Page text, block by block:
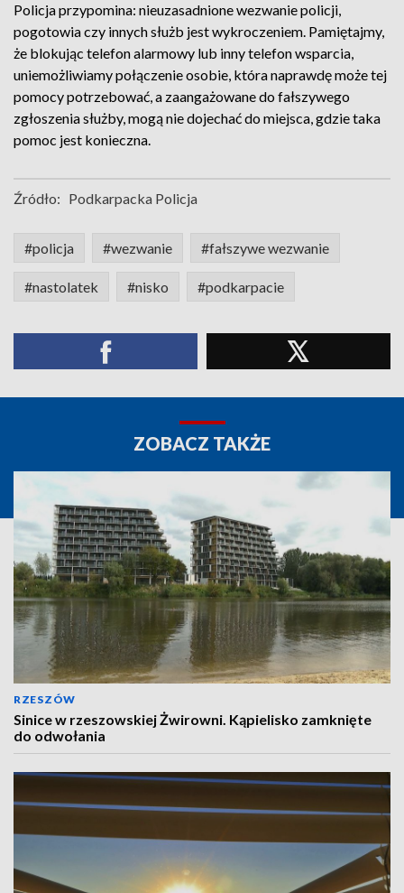
Policja przypomina: nieuzasadnione wezwanie policji,
pogotowia czy innych służb jest wykroczeniem. Pamiętajmy,
że blokując telefon alarmowy lub inny telefon wsparcia,
uniemożliwiamy połączenie osobie, która naprawdę może tej
pomocy potrzebować, a zaangażowane do fałszywego
zgłoszenia służby, mogą nie dojechać do miejsca, gdzie taka
pomoc jest konieczna.
Źródło: Podkarpacka Policja
#policja #wezwanie #fałszywe wezwanie
#nastolatek #nisko #podkarpacie
ZOBACZ TAKŻE
RZESZÓW
Sinice w rzeszowskiej Żwirowni. Kąpielisko zamknięte
do odwołania